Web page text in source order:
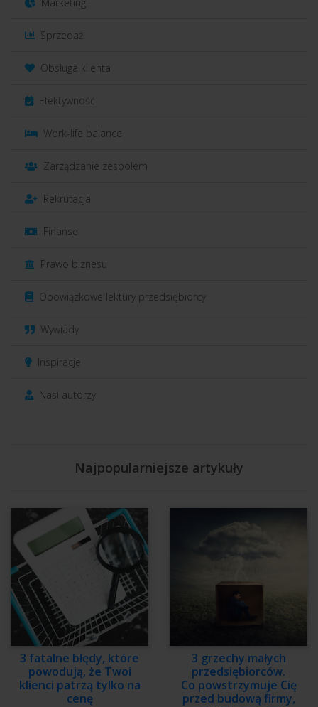
Sprzedaż
Obsługa klienta
Efektywność
Work-life balance
Zarządzanie zespołem
Rekrutacja
Finanse
Prawo biznesu
Obowiązkowe lektury przedsiębiorcy
Wywiady
Inspiracje
Nasi autorzy
Najpopularniejsze artykuły
3 fatalne błędy, które
powodują, że Twoi
klienci patrzą tylko na
cenę
3 grzechy małych
przedsiębiorców.
Co powstrzymuje Cię
przed budową firmy,